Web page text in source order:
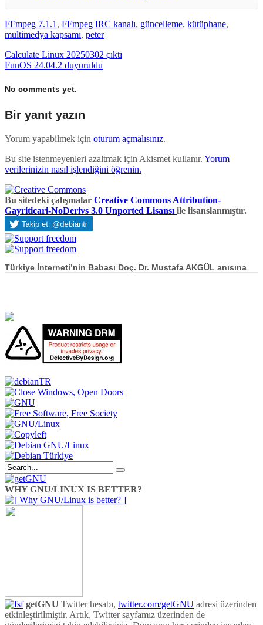
FFmpeg 7.1.1 , FFmpeg IRC kanalı, güncelleme, kütüphane,
multimedya kapsamı, peter
Calculate Linux 20250302 çıktı
FunOS 24.04.2 duyuruldu
No comments yet.
Bir yanıt yazın
Yorum yapabilmek için oturum açmalısınız.
Bu site istenmeyenleri azaltmak için Akismet kullanır. Yorum
verilerinizin nasıl işlendiğini öğrenin.
Bu sitedeki çalışmalar Creative Commons Attribution-
Gayriticari-NoDerivs 3.0 Unported Lisansı ile lisanslanmıştır.
Türkiye İnterneti’nin Babası Doç. Dr. Mustafa AKGÜL anısına
WHY GNU/LINUX IS BETTER?
getGNU Twitter hesabı, twitter.com/getGNU adresi üzerinden
etkinleştirilmiştir. Artık, Twitter sayfamız üzerinden de